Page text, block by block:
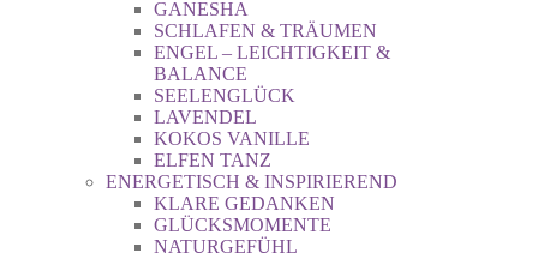
GANESHA
SCHLAFEN & TRÄUMEN
ENGEL – LEICHTIGKEIT &
BALANCE
SEELENGLÜCK
LAVENDEL
KOKOS VANILLE
ELFEN TANZ
ENERGETISCH & INSPIRIEREND
KLARE GEDANKEN
GLÜCKSMOMENTE
NATURGEFÜHL